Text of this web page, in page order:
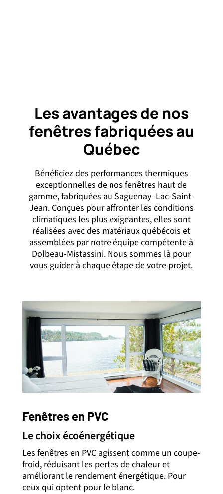
Les avantages de nos
fenêtres fabriquées au
Québec
Bénéficiez des performances thermiques
exceptionnelles de nos fenêtres haut de
gamme, fabriquées au Saguenay–Lac-Saint-
Jean. Conçues pour affronter les conditions
climatiques les plus exigeantes, elles sont
réalisées avec des matériaux québécois et
assemblées par notre équipe compétente à
Dolbeau-Mistassini. Nous sommes là pour
vous guider à chaque étape de votre projet.
Fenêtres en PVC
Le choix écoénergétique
Les fenêtres en PVC agissent comme un coupe-
froid, réduisant les pertes de chaleur et
améliorant le rendement énergétique. Pour
ceux qui optent pour le blanc.